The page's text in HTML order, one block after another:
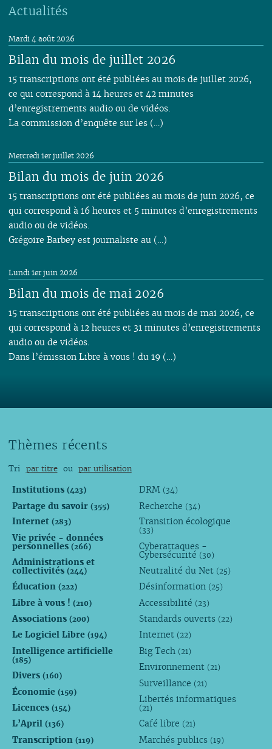
Actualités
Bilan du mois de juillet 2026
Mardi 4 août 2026
15 transcriptions ont été publiées au mois de juillet 2026,
ce qui correspond à 14 heures et 42 minutes
d’enregistrements audio ou de vidéos.
La commission d’enquête sur les (…)
Bilan du mois de juin 2026
Mercredi 1er juillet 2026
15 transcriptions ont été publiées au mois de juin 2026, ce
qui correspond à 16 heures et 5 minutes d’enregistrements
audio ou de vidéos.
Grégoire Barbey est journaliste au (…)
Bilan du mois de mai 2026
Lundi 1er juin 2026
15 transcriptions ont été publiées au mois de mai 2026, ce
qui correspond à 12 heures et 31 minutes d’enregistrements
audio ou de vidéos.
Dans l’émission Libre à vous ! du 19 (…)
Thèmes récents
Tri par titre ou par utilisation
Institutions (423)
Partage du savoir (355)
Internet (283)
Vie privée - données
personnelles (266)
Administrations et
collectivités (244)
Éducation (222)
Libre à vous ! (210)
Associations (200)
Le Logiciel Libre (194)
Intelligence artificielle
(185)
Divers (160)
Économie (159)
Licences (154)
L’April (136)
Transcription (119)
DRM (34)
Recherche (34)
Transition écologique
(33)
Cyberattaques -
Cybersécurité (30)
Neutralité du Net (25)
Désinformation (25)
Accessibilité (23)
Standards ouverts (22)
Internet (22)
Big Tech (21)
Environnement (21)
Surveillance (21)
Libertés informatiques
(21)
Café libre (21)
Marchés publics (19)